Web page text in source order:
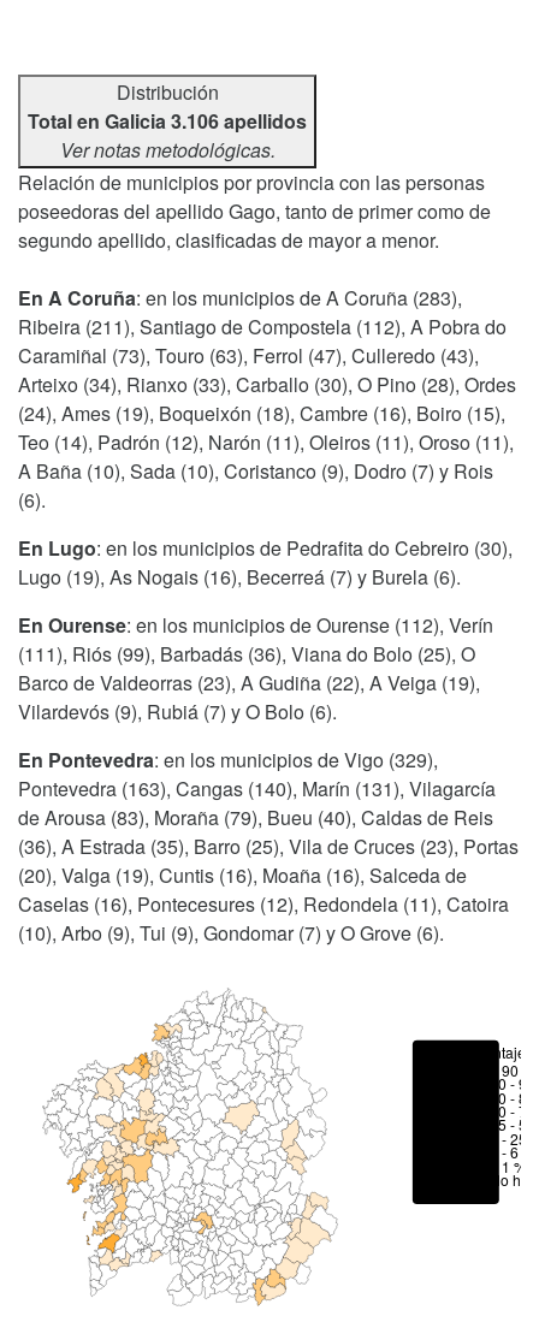
Distribución
Total en Galicia 3.106 apellidos
Ver notas metodológicas.
Relación de municipios por provincia con las personas
poseedoras del apellido Gago, tanto de primer como de
segundo apellido, clasificadas de mayor a menor.
En A Coruña: en los municipios de A Coruña (283),
Ribeira (211), Santiago de Compostela (112), A Pobra do
Caramiñal (73), Touro (63), Ferrol (47), Culleredo (43),
Arteixo (34), Rianxo (33), Carballo (30), O Pino (28), Ordes
(24), Ames (19), Boqueixón (18), Cambre (16), Boiro (15),
Teo (14), Padrón (12), Narón (11), Oleiros (11), Oroso (11),
A Baña (10), Sada (10), Coristanco (9), Dodro (7) y Rois
(6).
En Lugo: en los municipios de Pedrafita do Cebreiro (30),
Lugo (19), As Nogais (16), Becerreá (7) y Burela (6).
En Ourense: en los municipios de Ourense (112), Verín
(111), Riós (99), Barbadás (36), Viana do Bolo (25), O
Barco de Valdeorras (23), A Gudiña (22), A Veiga (19),
Vilardevós (9), Rubiá (7) y O Bolo (6).
En Pontevedra: en los municipios de Vigo (329),
Pontevedra (163), Cangas (140), Marín (131), Vilagarcía
de Arousa (83), Moraña (79), Bueu (40), Caldas de Reis
(36), A Estrada (35), Barro (25), Vila de Cruces (23), Portas
(20), Valga (19), Cuntis (16), Moaña (16), Salceda de
Caselas (16), Pontecesures (12), Redondela (11), Catoira
(10), Arbo (9), Tui (9), Gondomar (7) y O Grove (6).
Porcentajes
> 90 %
80 -
70 -
50 -
25 -
6 - 25
1 - 6 %
< 1 %
No hay